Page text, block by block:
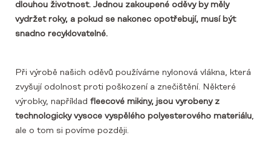
dlouhou životnost. Jednou zakoupené oděvy by měly
vydržet roky, a pokud se nakonec opotřebují, musí být
snadno recyklovatelné.
Při výrobě našich oděvů používáme nylonová vlákna, která
zvyšují odolnost proti poškození a znečištění. Některé
výrobky, například fleecové mikiny, jsou vyrobeny z
technologicky vysoce vyspělého polyesterového materiálu,
ale o tom si povíme později.